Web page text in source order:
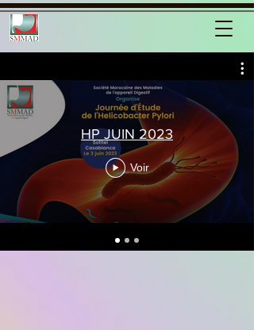
HP JUIN 2023
Voir